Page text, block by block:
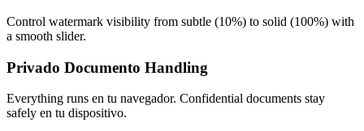
Control watermark visibility from subtle (10%) to solid (100%) with
a smooth slider.
Privado Documento Handling
Everything runs en tu navegador. Confidential documents stay
safely en tu dispositivo.